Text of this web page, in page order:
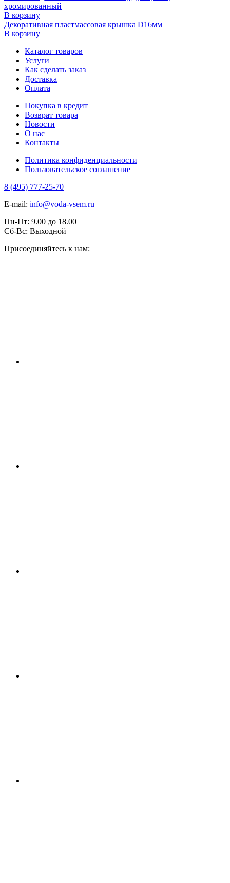
хромированный
В корзину
Декоративная пластмассовая крышка D16мм
В корзину
Каталог товаров
Услуги
Как сделать заказ
Доставка
Оплата
Покупка в кредит
Возврат товара
Новости
О нас
Контакты
Политика конфиденциальности
Пользовательское соглашение
8 (495) 777-25-70
E-mail: info@voda-vsem.ru
Пн-Пт: 9.00 до 18.00
Сб-Вс: Выходной
Присоединяйтесь к нам: